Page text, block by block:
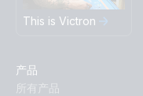
This is Victron
产品
所有产品